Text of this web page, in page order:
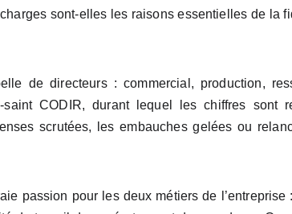
sont-elles les raisons essentielles de la
de directeurs : commercial, production,
CODIR, durant lequel les chiffres sont
scrutées, les embauches gelées ou
passion pour les deux métiers de l’entreprise